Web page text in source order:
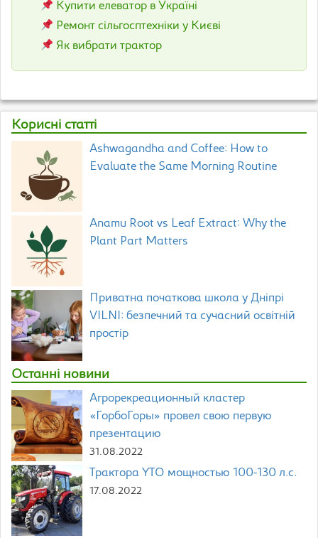
Купити елеватор в Україні
Ремонт сільгосптехніки у Києві
Як вибрати трактор
Корисні статті
Ashwagandha and Coffee: How to
Evaluate the Same Morning Routine
Anamu Root vs Leaf Extract: Why the
Plant Part Matters
Приватна початкова школа у Дніпрі
VILNI: безпечний та сучасний освітній
простір
Останні новини
Агрорекреационный кластер
«ГорбоГоры» провел свою первую
презентацию
31.08.2022
Трактора YTO мощностью 100-130 л.с.
17.08.2022